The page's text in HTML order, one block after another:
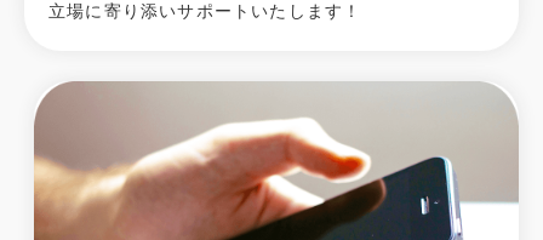
立場に寄り添いサポートいたします！